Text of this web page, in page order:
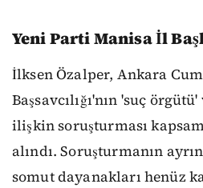
Yeni Parti Manisa İl
İlksen Özalper, Ankara
Başsavcılığı'nın 'suç
ilişkin soruşturması
alındı. Soruşturmanın
somut dayanakları henüz